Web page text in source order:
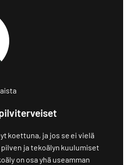
koettuna, ja jos se ei vielä
ja tekoälyn kuulumiset
on osa yhä useamman